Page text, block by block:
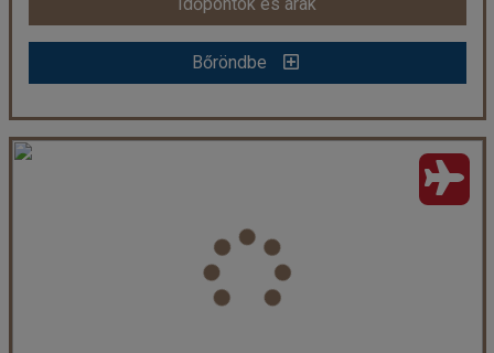
Bőröndbe
Hotel Sharm Resort ****
Város:Naama Bay
Utazás módja:
Repülővel
Ellátás:
All inclusive
Szálláskategória:Hotel ****